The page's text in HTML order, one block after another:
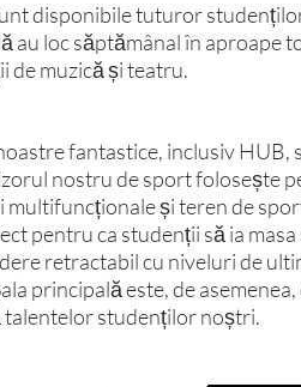
disponibile tuturor
loc săptămânal în aproape
de muzică și teatru.
fantastice, inclusiv
nostru de sport folosește
și teren de
pentru ca studenții să ia
retractabil cu niveluri de
principală este, de
studenților noștri.